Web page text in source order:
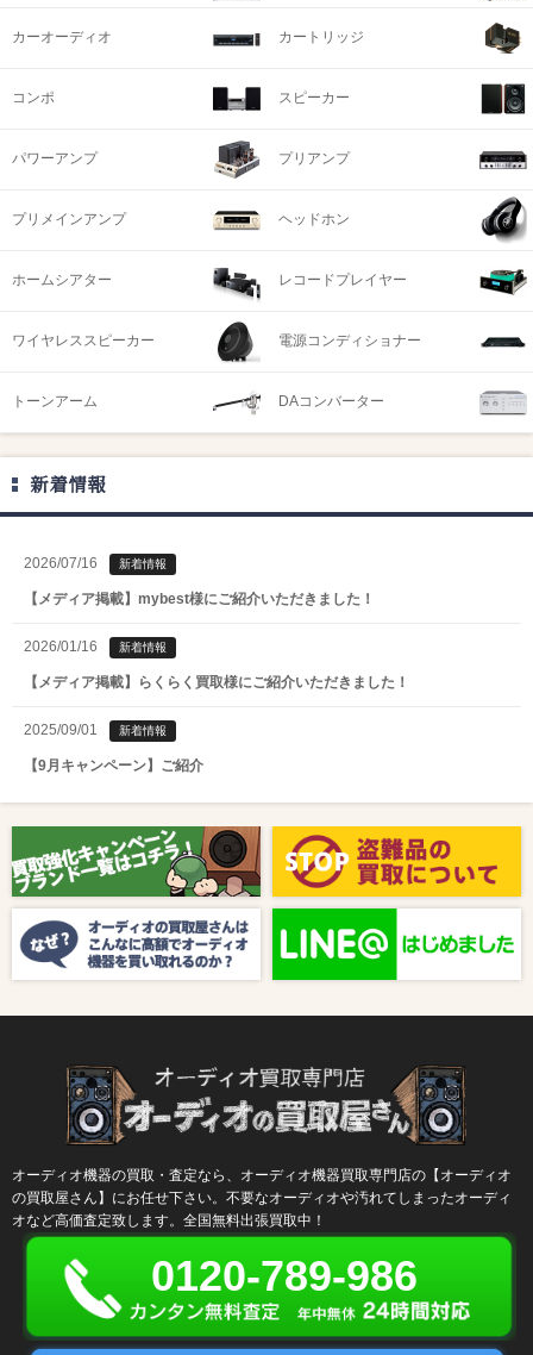
カーオーディオ カートリッジ
コンポ スピーカー
パワーアンプ プリアンプ
プリメインアンプ ヘッドホン
ホームシアター レコードプレイヤー
ワイヤレススピーカー 電源コンディショナー
トーンアーム DAコンバーター
新着情報
2026/07/16 新着情報
【メディア掲載】mybest様にご紹介いただきました！
2026/01/16 新着情報
【メディア掲載】らくらく買取様にご紹介いただきました！
2025/09/01 新着情報
【9月キャンペーン】ご紹介
【8月キャンペーン】ご紹介
2024/10/04 新着情報
【ラジオ番組放送のお知らせ】
オーディオ機器の買取・査定なら、オーディオ機器買取専門店の【オーディオ
の買取屋さん】にお任せ下さい。不要なオーディオや汚れてしまったオーディ
オなど高価査定致します。全国無料出張買取中！
0120-789-986